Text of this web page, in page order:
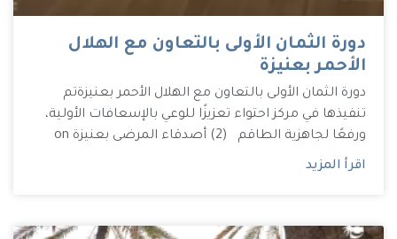
دورة الثمان الأولى بالتعاون مع الهلال
الأحمر بعنيزة
دورة الثمان الأولى بالتعاون مع الهلال الأحمر بعنيزة تم
تنفيذها في مركز احتواء تعزيزًا للوعي بالإسعافات الأولية،
ورفعًا لجاهزية الطاقم (2) أصدقاء المرضى بعنيزة on
اقرأ المزيد